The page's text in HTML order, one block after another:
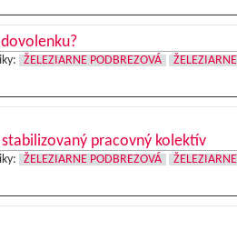
ŽELEZIARNE PODBREZOVÁ
ŽELEZIARNE
pracovný kolektív
ŽELEZIARNE PODBREZOVÁ
ŽELEZIARNE